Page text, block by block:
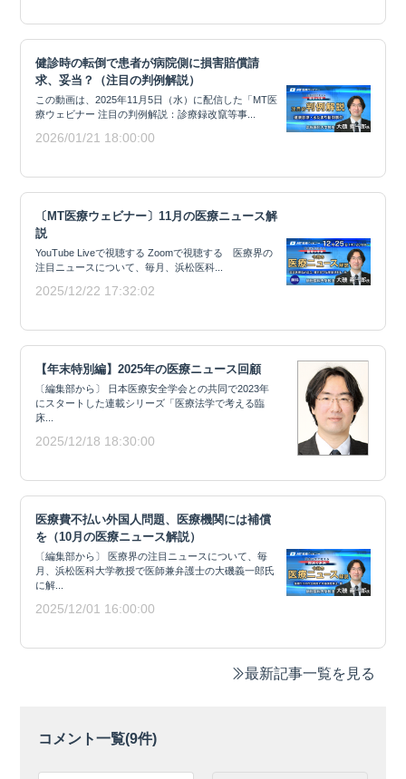
健診時の転倒で患者が病院側に損害賠償請
求、妥当？（注目の判例解説）
この動画は、2025年11月5日（水）に配信した「MT医
療ウェビナー 注目の判例解説：診療録改竄等事...
2026/01/21 18:00:00
〔MT医療ウェビナー〕11月の医療ニュース解
説
YouTube Liveで視聴する Zoomで視聴する 医療界の
注目ニュースについて、毎月、浜松医科...
2025/12/22 17:32:02
【年末特別編】2025年の医療ニュース回顧
〔編集部から〕 日本医療安全学会との共同で2023年
にスタートした連載シリーズ「医療法学で考える臨
床...
2025/12/18 18:30:00
医療費不払い外国人問題、医療機関には補償
を（10月の医療ニュース解説）
〔編集部から〕 医療界の注目ニュースについて、毎
月、浜松医科大学教授で医師兼弁護士の大磯義一郎氏
に解...
2025/12/01 16:00:00
最新記事一覧を見る
コメント一覧(9件)